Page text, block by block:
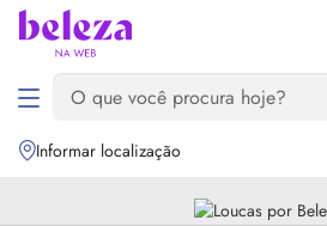
Informar localização